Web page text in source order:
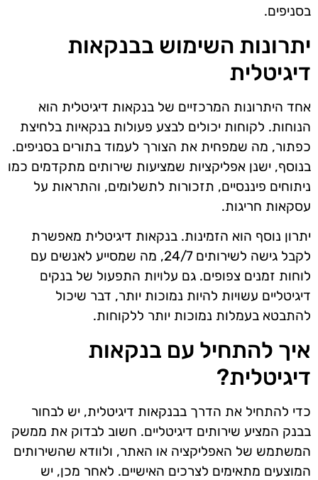
בסניפים.
יתרונות השימוש בבנקאות
דיגיטלית
אחד היתרונות המרכזיים של בנקאות דיגיטלית הוא
הנוחות. לקוחות יכולים לבצע פעולות בנקאיות בלחיצת
כפתור, מה שמפחית את הצורך לעמוד בתורים בסניפים.
בנוסף, ישנן אפליקציות שמציעות שירותים מתקדמים כמו
ניתוחים פיננסיים, תזכורות לתשלומים, והתראות על
עסקאות חריגות.
יתרון נוסף הוא הזמינות. בנקאות דיגיטלית מאפשרת
לקבל גישה לשירותים 24/7, מה שמסייע לאנשים עם
לוחות זמנים צפופים. גם עלויות התפעול של בנקים
דיגיטליים עשויות להיות נמוכות יותר, דבר שיכול
להתבטא בעמלות נמוכות יותר ללקוחות.
איך להתחיל עם בנקאות
דיגיטלית?
כדי להתחיל את הדרך בבנקאות דיגיטלית, יש לבחור
בבנק המציע שירותים דיגיטליים. חשוב לבדוק את ממשק
המשתמש של האפליקציה או האתר, ולוודא שהשירותים
המוצעים מתאימים לצרכים האישיים. לאחר מכן, יש